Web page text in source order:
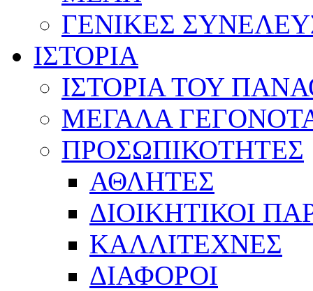
ΓΕΝΙΚΕΣ
ΙΣΤΟΡΙΑ
ΙΣΤΟΡΙΑ ΤΟΥ
ΜΕΓΑΛΑ
ΠΡΟΣΩΠΙΚΟΤΗΤΕΣ
ΑΘΛΗΤΕΣ
ΔΙΟΙΚΗΤΙΚΟΙ
ΚΑΛΛΙΤΕΧΝΕΣ
ΔΙΑΦΟΡΟΙ